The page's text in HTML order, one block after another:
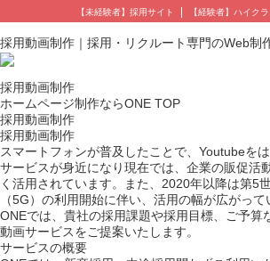
採用動画制作｜採用・リクルート専門のWeb制
【未経験者】採用サイト 【経験者】ハイク
採用動画制作
ホームページ制作ならONE TOP
採用動画制作
採用動画制作
スマートフォンが普及したことで、Youtubeを
サービスが身近になり現在では、企業の販促活
く活用されています。また、2020年以降は第5
（5G）の利用開始に伴い、活用の幅が広がって
ONEでは、貴社の採用課題や採用目標、ご予算
動画サービスをご提案いたします。
サービスの概要